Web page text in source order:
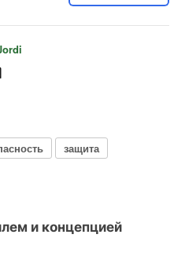
защита
и концепцией